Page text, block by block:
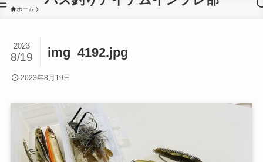
ホーム
img_4192.jpg
2023
8/19
2023年8月19日